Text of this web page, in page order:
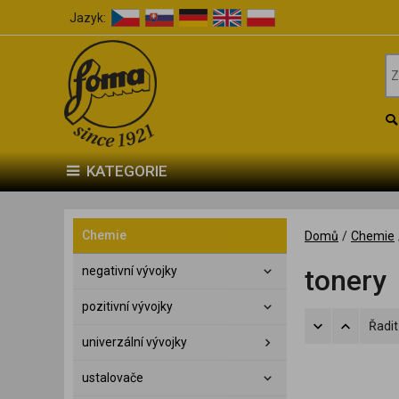
Jazyk:
KATEGORIE
Chemie
negativní vývojky
pozitivní vývojky
univerzální vývojky
ustalovače
Domů / Chemie
tonery